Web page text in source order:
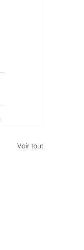
Voir tout